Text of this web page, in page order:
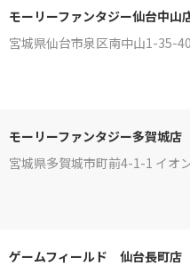
モーリーファンタジー仙台中山
宮城県仙台市泉区南中山1-35-
モーリーファンタジー多賀城店
宮城県多賀城市町前4-1-1 イオ
ゲームフィールド 仙台長町店